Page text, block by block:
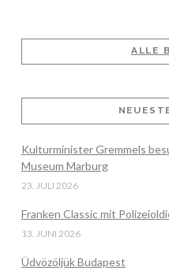
ALLE
Kulturminister Gremmels
Museum Marburg
23. JULI 2026
Franken Classic mit
13. JUNI 2026
Üdvözöljük Budapest